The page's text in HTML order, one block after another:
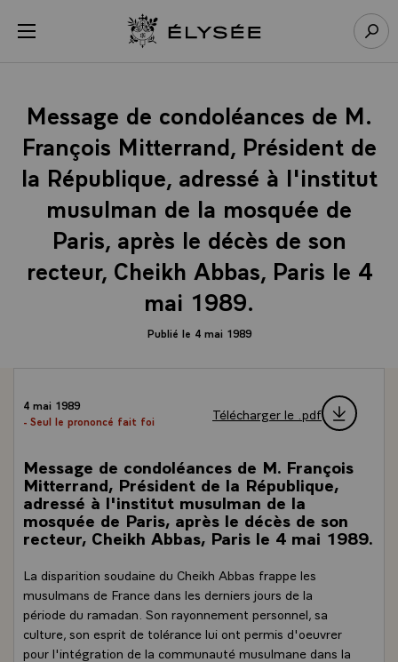
menu Retour à l’accueil Élysée
Message de condoléances de M.
François Mitterrand, Président de
la République, adressé à l'institut
musulman de la mosquée de
Paris, après le décès de son
recteur, Cheikh Abbas, Paris le 4
mai 1989.
Publié le 4 mai 1989
4 mai 1989
- Seul le prononcé fait foi
Télécharger le .pdf
Message de condoléances de M. François
Mitterrand, Président de la République,
adressé à l'institut musulman de la
mosquée de Paris, après le décès de son
recteur, Cheikh Abbas, Paris le 4 mai 1989.
La disparition soudaine du Cheikh Abbas frappe les
musulmans de France dans les derniers jours de la
période du ramadan. Son rayonnement personnel, sa
culture, son esprit de tolérance lui ont permis d'oeuvrer
pour l'intégration de la communauté musulmane dans la
Panneau de gestion des cookies